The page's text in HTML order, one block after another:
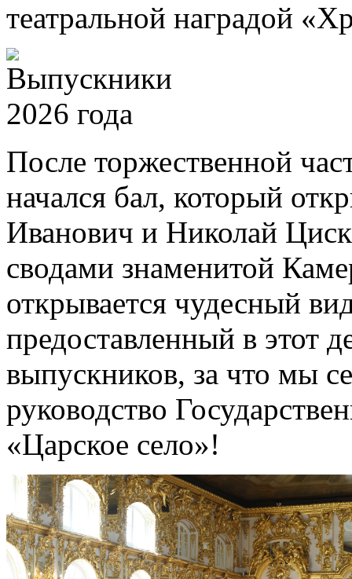
театральной наградой
После торжественной
начался бал, который
Иванович и Николай
сводами знаменитой
открывается чудесный
предоставленный в этот
выпускников, за что мы
руководство
«Царское село»!